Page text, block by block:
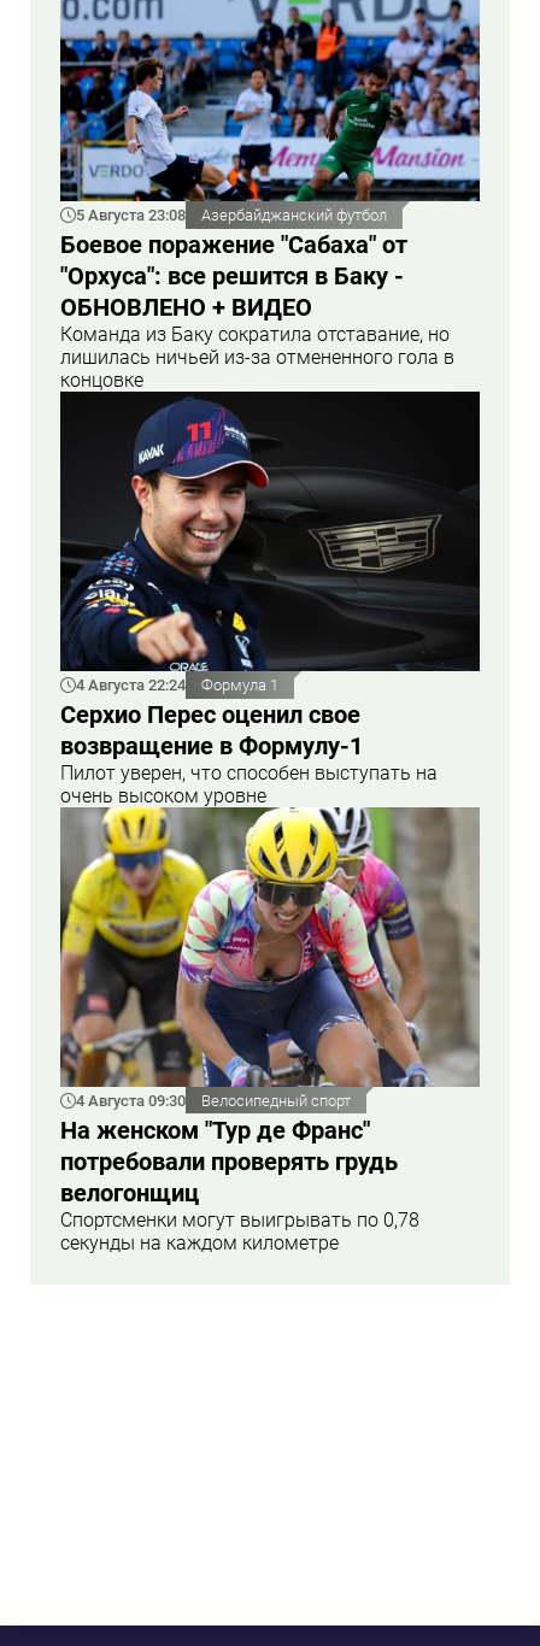
5 Августа 23:08 Азербайджанский футбол
Боевое поражение "Сабаха" от
"Орхуса": все решится в Баку -
ОБНОВЛЕНО + ВИДЕО
Команда из Баку сократила отставание, но
лишилась ничьей из-за отмененного гола в
концовке
4 Августа 22:24 Формула 1
Серхио Перес оценил свое
возвращение в Формулу-1
Пилот уверен, что способен выступать на
очень высоком уровне
4 Августа 09:30 Велосипедный спорт
На женском "Тур де Франс"
потребовали проверять грудь
велогонщиц
Спортсменки могут выигрывать по 0,78
секунды на каждом километре